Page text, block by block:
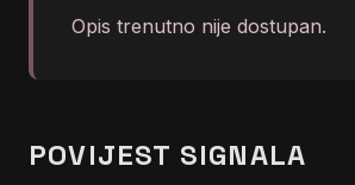
Opis trenutno nije dostupan.
POVIJEST SIGNALA